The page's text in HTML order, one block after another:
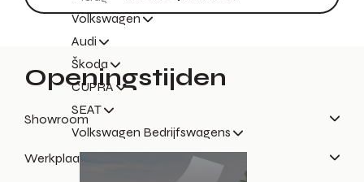
Volkswagen
Audi
Škoda
CUPRA
SEAT
Volkswagen Bedrijfswagens
Openingstijden
Showroom
Werkplaatsreceptie